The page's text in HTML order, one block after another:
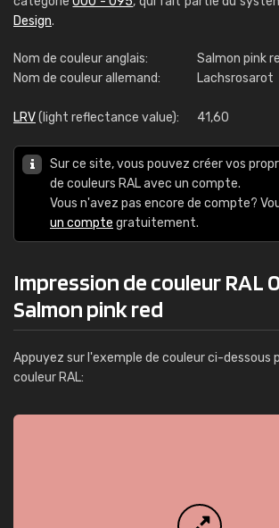
Design.
Nom de couleur anglais:
Salmon pink
Nom de couleur allemand:
Lachsrosarot
LRV(light reflectance value): 41,60
Sur ce site, vous pouvez créer vos
de couleurs RAL avec un compte.
Vous n'avez pas encore de compte?
un compte gratuitement.
Impression de couleur RAL
Salmon pink red
Appuyez sur l'exemple de couleur ci-dessous
couleur RAL: